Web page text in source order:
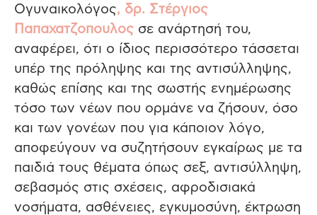
Ογυναικολόγος, δρ. Στέργιος
Παπαχατζοπουλος σε ανάρτησή του,
αναφέρει, ότι ο ίδιος περισσότερο τάσσεται
υπέρ της πρόληψης και της αντισύλληψης,
καθώς επίσης και της σωστής ενημέρωσης
τόσο των νέων που ορμάνε να ζήσουν, όσο
και των γονέων που για κάποιον λόγο,
αποφεύγουν να συζητήσουν εγκαίρως με τα
παιδιά τους θέματα όπως σεξ, αντισύλληψη,
σεβασμός στις σχέσεις, αφροδισιακά
νοσήματα, ασθένειες, εγκυμοσύνη, έκτρωση